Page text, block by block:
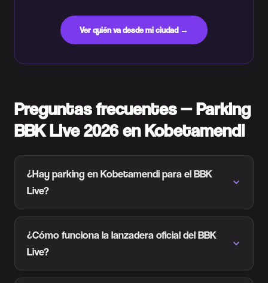
Ver quién va desde mi ciudad →
Preguntas frecuentes — Parking
BBK Live 2026 en Kobetamendi
¿Hay parking en Kobetamendi para el BBK
Live?
¿Cómo funciona la lanzadera oficial del BBK
Live?